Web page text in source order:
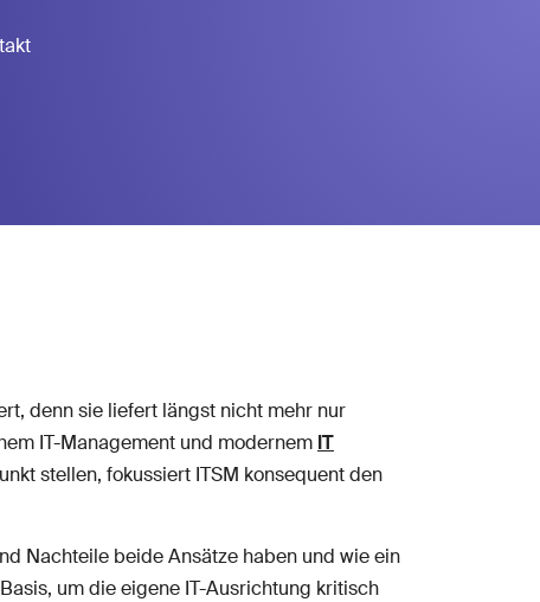
denn sie liefert längst nicht mehr nur
IT-Management und modernem IT
stellen, fokussiert ITSM konsequent den
Nachteile beide Ansätze haben und wie ein
um die eigene IT-Ausrichtung kritisch